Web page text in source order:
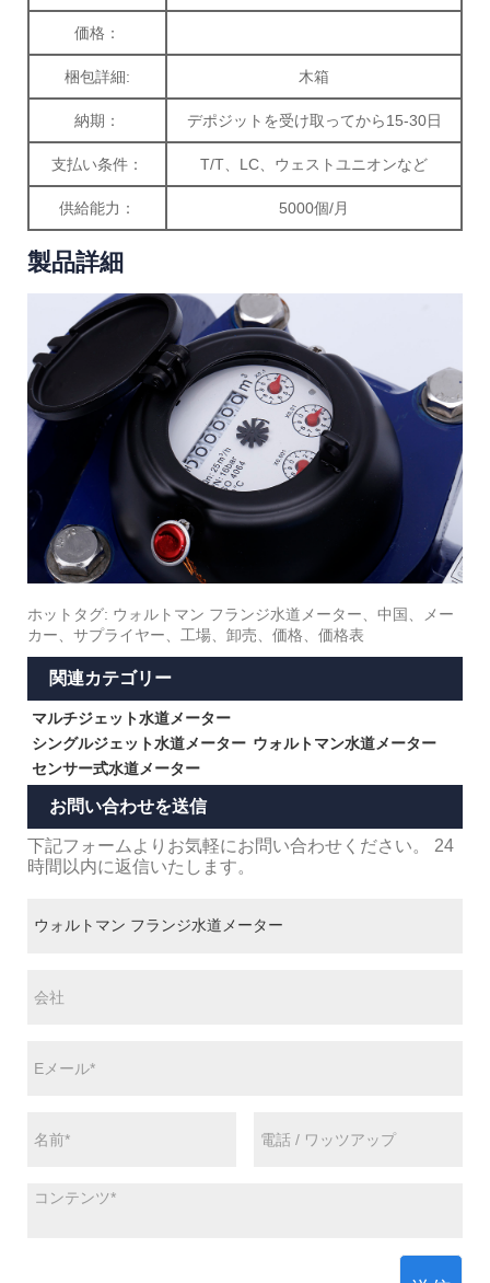
価格：
梱包詳細: 木箱
納期： デポジットを受け取ってから15-30日
支払い条件： T/T、LC、ウェストユニオンなど
供給能力： 5000個/月
製品詳細
ホットタグ: ウォルトマン フランジ水道メーター、中国、メー
カー、サプライヤー、工場、卸売、価格、価格表
関連カテゴリー
マルチジェット水道メーター
シングルジェット水道メーター ウォルトマン水道メーター
センサー式水道メーター
お問い合わせを送信
下記フォームよりお気軽にお問い合わせください。 24
時間以内に返信いたします。